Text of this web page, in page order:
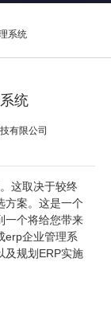
系统
统
有限公司
这取决于较终
方案。这是一个
一个将给您带来
erp企业管理系
及规划ERP实施